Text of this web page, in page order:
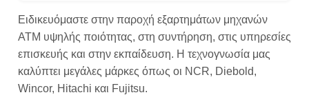
Ειδικευόμαστε στην παροχή εξαρτημάτων μηχανών
ATM υψηλής ποιότητας, στη συντήρηση, στις υπηρεσίες
επισκευής και στην εκπαίδευση. Η τεχνογνωσία μας
καλύπτει μεγάλες μάρκες όπως οι NCR, Diebold,
Wincor, Hitachi και Fujitsu.